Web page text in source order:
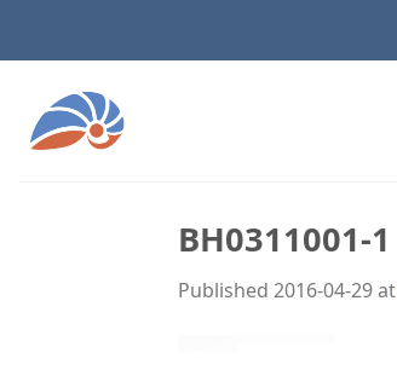
BH0311001-1
Published 2016-04-29at